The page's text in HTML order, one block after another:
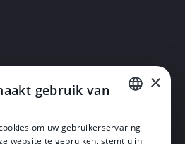
×
gebruik van
om uw gebruikerservaring
website te gebruiken, stemt u in